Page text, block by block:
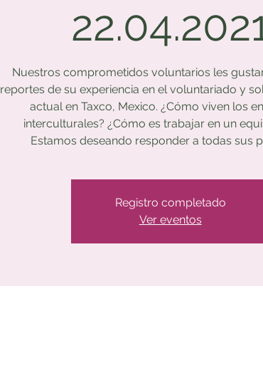
Nuestros comprometidos voluntarios les
reportes de su experiencia en el voluntariado y
actual en Taxco, Mexico. ¿Cómo viven los
interculturales? ¿Cómo es trabajar en un
Estamos deseando responder a todas sus
Registro completado
Ver eventos